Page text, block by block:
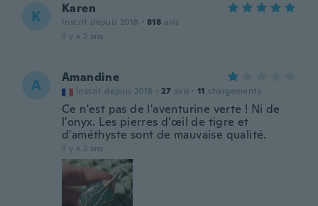
K Karen
Inscrit depuis 2018 · 818 avis
il y a 2 ans
A Amandine
Inscrit depuis 2018 · 27 avis · 11 chargements
Ce n'est pas de l'aventurine verte ! Ni de
l'onyx. Les pierres d'œil de tigre et
d'améthyste sont de mauvaise qualité.
il y a 2 ans